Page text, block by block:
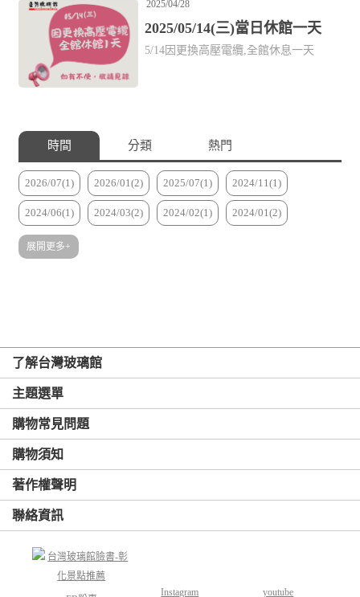
2025/04/28
2025/05/14(三)當日休館一天
5/14因更換高壓電纜,全館休息一天
時間 分類 熱門
2026/07(1) 2026/01(2) 2025/07(1) 2024/11(1)
2024/06(1) 2024/03(2) 2024/02(1) 2024/01(2)
2023/07(1)
2020/11(3) 2020/10(1)
2020/04(3)
2019/08(3)
展開更多+
了解台灣玻璃館
主題選單
購物常見問題
購物須知
著作權聲明
聯絡資訊
Instagram youtube